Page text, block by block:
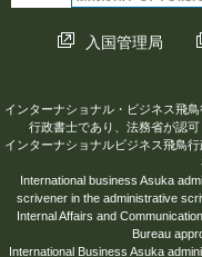
入国管理局
インターナショナル・ビジネス飛
行政書士であり、法務省が認
インターナショナルビジネス飛鳥
International business Asuka
scrivener in the administrative
Internal Affairs and
Bureau
International Business Asuka